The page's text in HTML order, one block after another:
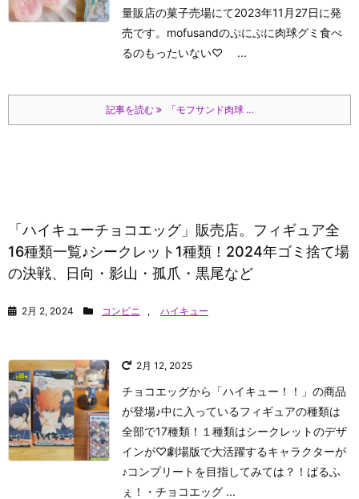
量販店の菓子売場にて2023年11月27日に発
売です。mofusandのぷにぷに肉球グミ食べ
るのもったいない♡ ...
記事を読む 「モフサンド肉球 ...
「ハイキューチョコエッグ」販売店。フィギュア全
16種類一覧♪シークレット1種類！2024年ゴミ捨て場
の決戦、日向・影山・孤爪・黒尾など
2月 2, 2024 コンビニ , ハイキュー
2月 12, 2025
チョコエッグから「ハイキュー！！」の商品
が登場♪中に入っているフィギュアの種類は
全部で17種類！１種類はシークレットのデザ
インが♡劇場版で大活躍するキャラクターが
♪コンプリートを目指してみては？！ぱるふ
ぇ！
・チョコエッグ ...